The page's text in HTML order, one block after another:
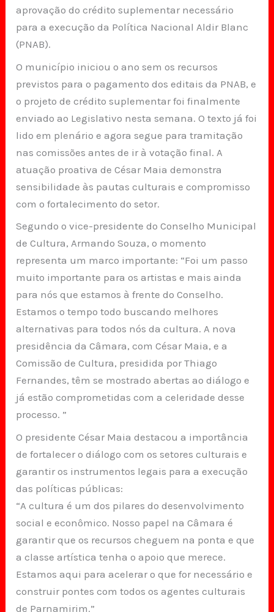
aprovação do crédito suplementar necessário
para a execução da Política Nacional Aldir Blanc
(PNAB).
O município iniciou o ano sem os recursos
previstos para o pagamento dos editais da PNAB, e
o projeto de crédito suplementar foi finalmente
enviado ao Legislativo nesta semana. O texto já foi
lido em plenário e agora segue para tramitação
nas comissões antes de ir à votação final. A
atuação proativa de César Maia demonstra
sensibilidade às pautas culturais e compromisso
com o fortalecimento do setor.
Segundo o vice-presidente do Conselho Municipal
de Cultura, Armando Souza, o momento
representa um marco importante: “Foi um passo
muito importante para os artistas e mais ainda
para nós que estamos à frente do Conselho.
Estamos o tempo todo buscando melhores
alternativas para todos nós da cultura. A nova
presidência da Câmara, com César Maia, e a
Comissão de Cultura, presidida por Thiago
Fernandes, têm se mostrado abertas ao diálogo e
já estão comprometidas com a celeridade desse
processo. ”
O presidente César Maia destacou a importância
de fortalecer o diálogo com os setores culturais e
garantir os instrumentos legais para a execução
das políticas públicas:
“A cultura é um dos pilares do desenvolvimento
social e econômico. Nosso papel na Câmara é
garantir que os recursos cheguem na ponta e que
a classe artística tenha o apoio que merece.
Estamos aqui para acelerar o que for necessário e
construir pontes com todos os agentes culturais
de Parnamirim.”